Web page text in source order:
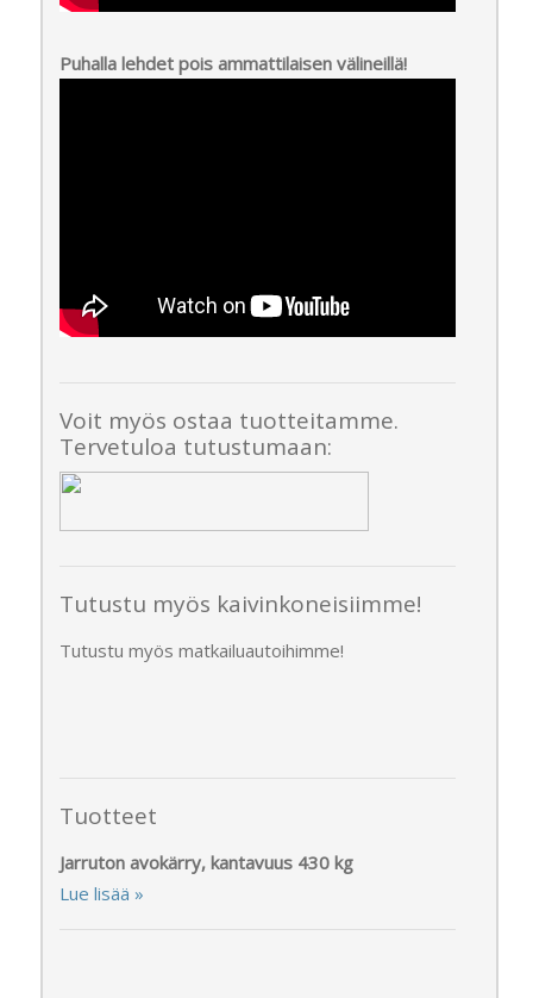
Puhalla lehdet pois ammattilaisen välineillä!
Voit myös ostaa tuotteitamme.
Tervetuloa tutustumaan:
Tutustu myös kaivinkoneisiimme!
Tutustu myös matkailuautoihimme!
Tuotteet
Jarruton avokärry, kantavuus 430 kg
Lue lisää »